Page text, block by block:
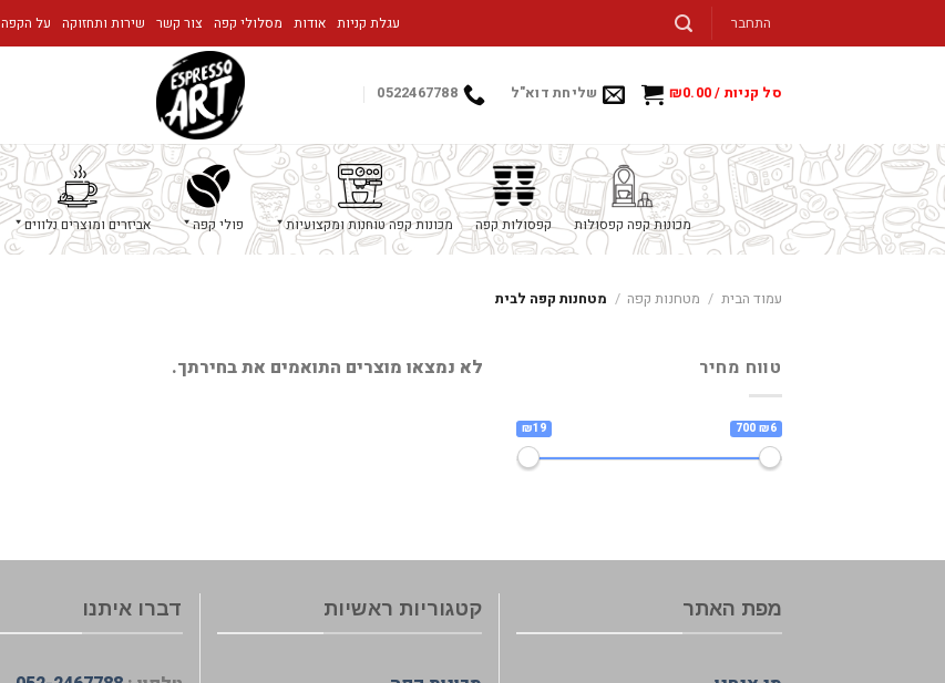
to
התחבר עגלת קניות אודות מסלולי קפה צור קשר שירות ותחזוקה על הקפה
סל קניות / ₪0.00 שליחת דוא"ל 0522467788
מכונות קפה קפסולות קפסולות קפה מכונות קפה טוחנות ומקצועיות פולי קפה אביזרים ומוצרים נלווים
עמוד הבית / מטחנות קפה / מטחנות קפה לבית
טווח מחיר
₪19 ₪6 700
לא נמצאו מוצרים התואמים את בחירתך.
מפת האתר קטגוריות ראשיות דברו איתנו